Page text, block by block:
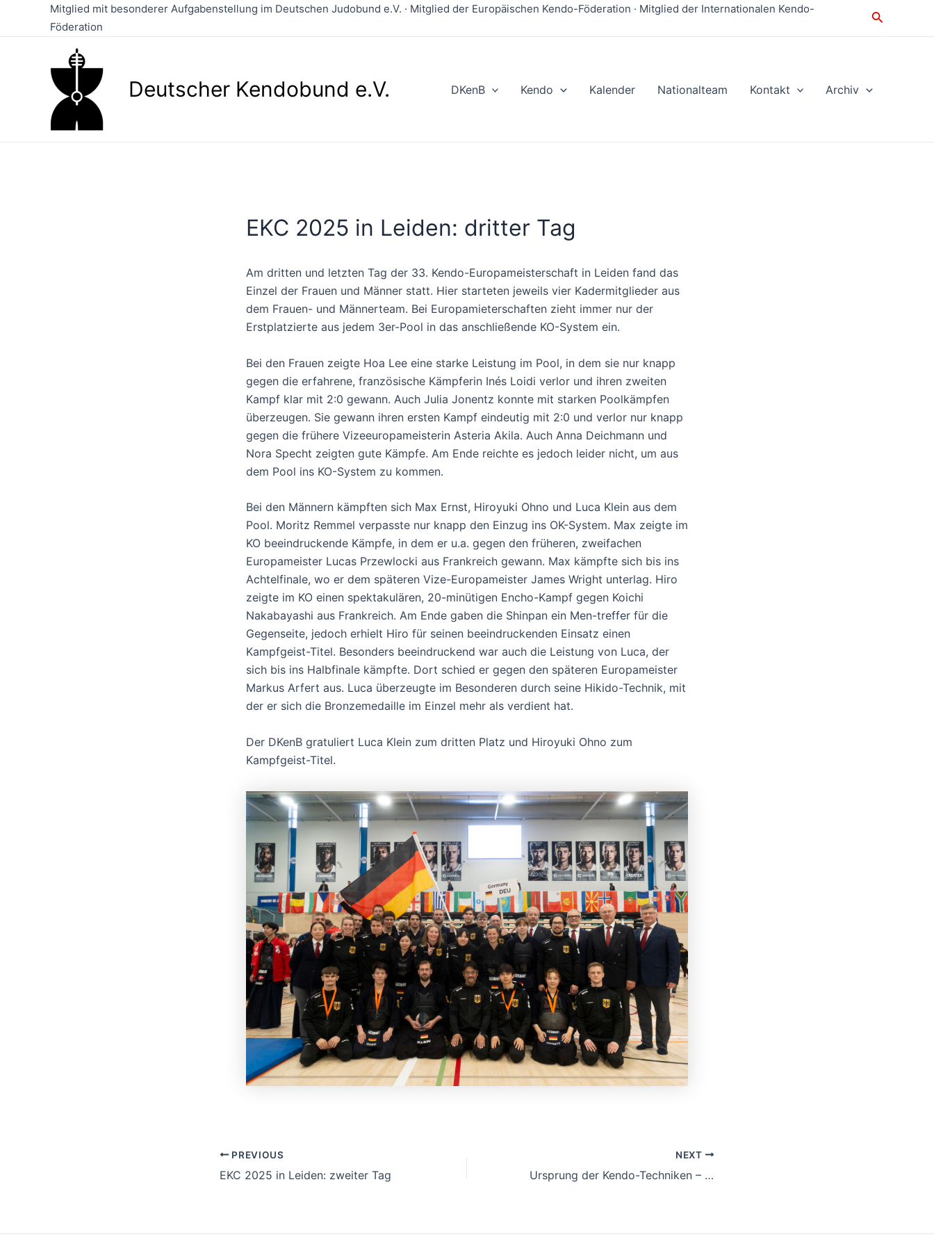
Mitglied mit besonderer Aufgabenstellung im Deutschen Judobund e.V. · Mitglied der Europäischen Kendo-Föderation · Mitglied der Internationalen Kendo-
Föderation
Suche
Deutscher Kendobund e.V. DKenB Kendo Kalender Nationalteam Kontakt Archiv
EKC 2025 in Leiden: dritter Tag
Am dritten und letzten Tag der 33. Kendo-Europameisterschaft in Leiden fand das
Einzel der Frauen und Männer statt. Hier starteten jeweils vier Kadermitglieder aus
dem Frauen- und Männerteam. Bei Europamieterschaften zieht immer nur der
Erstplatzierte aus jedem 3er-Pool in das anschließende KO-System ein.
Bei den Frauen zeigte Hoa Lee eine starke Leistung im Pool, in dem sie nur knapp
gegen die erfahrene, französische Kämpferin Inés Loidi verlor und ihren zweiten
Kampf klar mit 2:0 gewann. Auch Julia Jonentz konnte mit starken Poolkämpfen
überzeugen. Sie gewann ihren ersten Kampf eindeutig mit 2:0 und verlor nur knapp
gegen die frühere Vizeeuropameisterin Asteria Akila. Auch Anna Deichmann und
Nora Specht zeigten gute Kämpfe. Am Ende reichte es jedoch leider nicht, um aus
dem Pool ins KO-System zu kommen.
Bei den Männern kämpften sich Max Ernst, Hiroyuki Ohno und Luca Klein aus dem
Pool. Moritz Remmel verpasste nur knapp den Einzug ins OK-System. Max zeigte im
KO beeindruckende Kämpfe, in dem er u.a. gegen den früheren, zweifachen
Europameister Lucas Przewlocki aus Frankreich gewann. Max kämpfte sich bis ins
Achtelfinale, wo er dem späteren Vize-Europameister James Wright unterlag. Hiro
zeigte im KO einen spektakulären, 20-minütigen Encho-Kampf gegen Koichi
Nakabayashi aus Frankreich. Am Ende gaben die Shinpan ein Men-treffer für die
Gegenseite, jedoch erhielt Hiro für seinen beeindruckenden Einsatz einen
Kampfgeist-Titel. Besonders beeindruckend war auch die Leistung von Luca, der
sich bis ins Halbfinale kämpfte. Dort schied er gegen den späteren Europameister
Markus Arfert aus. Luca überzeugte im Besonderen durch seine Hikido-Technik, mit
der er sich die Bronzemedaille im Einzel mehr als verdient hat.
Der DKenB gratuliert Luca Klein zum dritten Platz und Hiroyuki Ohno zum
Kampfgeist-Titel.
Post
navigation
PREVIOUS
EKC 2025 in Leiden: zweiter Tag
NEXT
Ursprung der Kendo-Techniken – Online-Vortrag mit Nagao Sensei (Hanshi 8. DAN) was sent to 372 subscribers of the DKenB list on MailChimp!